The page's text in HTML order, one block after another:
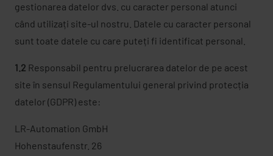
gestionarea datelor dvs. cu caracter personal atunci
când utilizați site-ul nostru. Datele cu caracter personal
sunt toate datele cu care puteți fi identificat personal.
1.2 Responsabil pentru prelucrarea datelor de pe acest
site în sensul Regulamentului general privind protecția
datelor (GDPR) este:
LR-Automation GmbH
Hohenstaufenstr. 26